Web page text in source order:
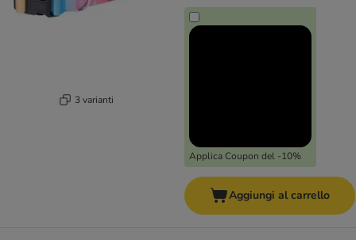
3 varianti
Applica Coupon del -10%
Aggiungi al carrello